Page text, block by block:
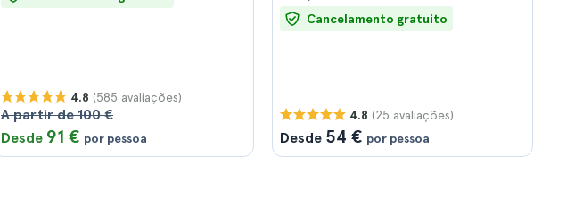
4.8 (585 avaliações)
A partir de 100 €
Desde 91 € por pessoa
Cancelamento gratuito
4.8 (25 avaliações)
Desde 54 € por pessoa